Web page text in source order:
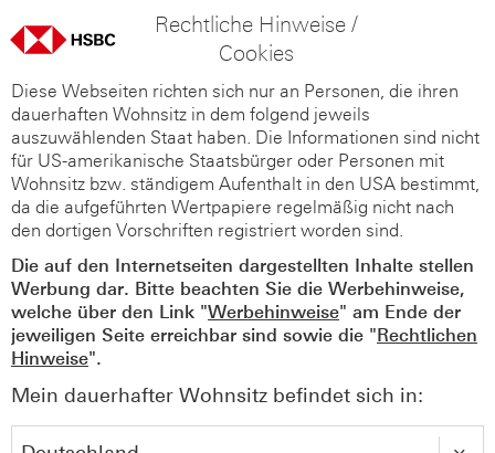
Rechtliche Hinweise /
Cookies
Diese Webseiten richten sich nur an Personen, die ihren
dauerhaften Wohnsitz in dem folgend jeweils
auszuwählenden Staat haben. Die Informationen sind nicht
für US-amerikanische Staatsbürger oder Personen mit
Wohnsitz bzw. ständigem Aufenthalt in den USA bestimmt,
da die aufgeführten Wertpapiere regelmäßig nicht nach
den dortigen Vorschriften registriert worden sind.
Die auf den Internetseiten dargestellten Inhalte stellen
Werbung dar. Bitte beachten Sie die Werbehinweise,
welche über den Link "Werbehinweise" am Ende der
jeweiligen Seite erreichbar sind sowie die "Rechtlichen
Hinweise".
Mein dauerhafter Wohnsitz befindet sich in: